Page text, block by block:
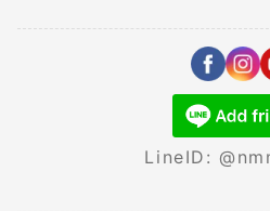
LineID: